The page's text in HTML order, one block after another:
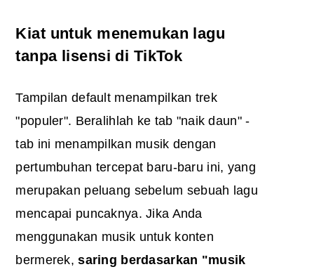
Kiat untuk menemukan lagu
tanpa lisensi di TikTok
Tampilan default menampilkan trek
"populer". Beralihlah ke tab "naik daun" -
tab ini menampilkan musik dengan
pertumbuhan tercepat baru-baru ini, yang
merupakan peluang sebelum sebuah lagu
mencapai puncaknya. Jika Anda
menggunakan musik untuk konten
bermerek,saring berdasarkan "musik